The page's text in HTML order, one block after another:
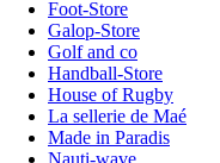
Foot-Store
Galop-Store
Golf and co
Handball-Store
House of Rugby
La sellerie de Maé
Made in Paradis
Nauti-wave